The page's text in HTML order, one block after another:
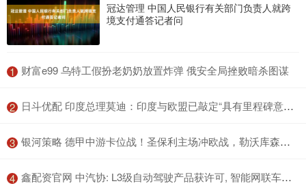
冠达管理 中国人民银行有关部门负责人就跨
境支付通答记者问
1 ​财富e99 乌特工假扮老奶奶放置炸弹 俄安全局挫败暗杀图谋
2 ​日斗优配 印度总理莫迪：印度与欧盟已敲定“具有里程碑意义”的自由贸易协定
3 ​银河策略 德甲中游卡位战！圣保利主场冲欧战，勒沃库森客场争上游
4 ​鑫配资官网 中汽协: L3级自动驾驶产品获许可, 智能网联车迈入量产应用新阶段